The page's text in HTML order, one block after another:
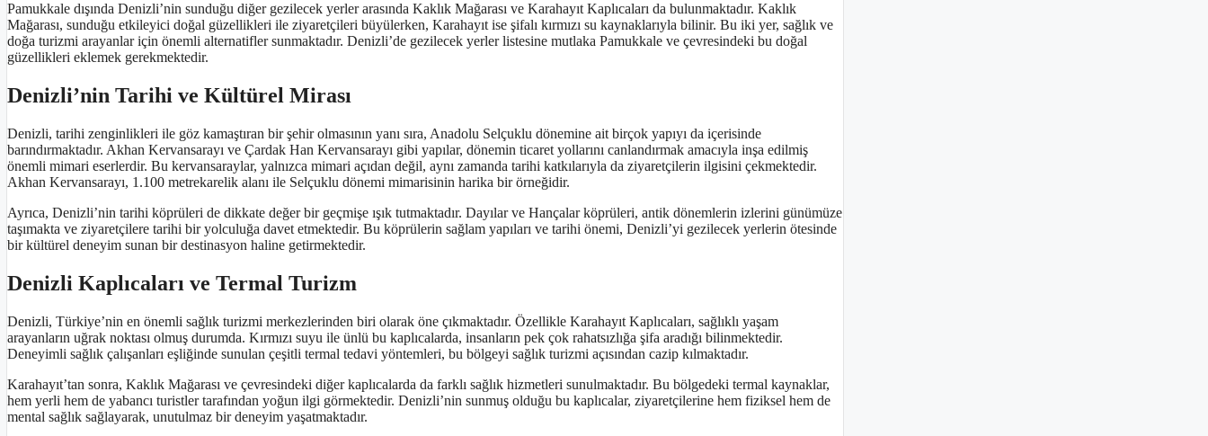
Pamukkale dışında Denizli’nin sunduğu diğer gezilecek yerler arasında Kaklık Mağarası ve Karahayıt Kaplıcaları da bulunmaktadır. Kaklık
Mağarası, sunduğu etkileyici doğal güzellikleri ile ziyaretçileri büyülerken, Karahayıt ise şifalı kırmızı su kaynaklarıyla bilinir. Bu iki yer, sağlık ve
doğa turizmi arayanlar için önemli alternatifler sunmaktadır. Denizli’de gezilecek yerler listesine mutlaka Pamukkale ve çevresindeki bu doğal
güzellikleri eklemek gerekmektedir.
Denizli’nin Tarihi ve Kültürel Mirası
Denizli, tarihi zenginlikleri ile göz kamaştıran bir şehir olmasının yanı sıra, Anadolu Selçuklu dönemine ait birçok yapıyı da içerisinde
barındırmaktadır. Akhan Kervansarayı ve Çardak Han Kervansarayı gibi yapılar, dönemin ticaret yollarını canlandırmak amacıyla inşa edilmiş
önemli mimari eserlerdir. Bu kervansaraylar, yalnızca mimari açıdan değil, aynı zamanda tarihi katkılarıyla da ziyaretçilerin ilgisini çekmektedir.
Akhan Kervansarayı, 1.100 metrekarelik alanı ile Selçuklu dönemi mimarisinin harika bir örneğidir.
Ayrıca, Denizli’nin tarihi köprüleri de dikkate değer bir geçmişe ışık tutmaktadır. Dayılar ve Hançalar köprüleri, antik dönemlerin izlerini günümüze
taşımakta ve ziyaretçilere tarihi bir yolculuğa davet etmektedir. Bu köprülerin sağlam yapıları ve tarihi önemi, Denizli’yi gezilecek yerlerin ötesinde
bir kültürel deneyim sunan bir destinasyon haline getirmektedir.
Denizli Kaplıcaları ve Termal Turizm
Denizli, Türkiye’nin en önemli sağlık turizmi merkezlerinden biri olarak öne çıkmaktadır. Özellikle Karahayıt Kaplıcaları, sağlıklı yaşam
arayanların uğrak noktası olmuş durumda. Kırmızı suyu ile ünlü bu kaplıcalarda, insanların pek çok rahatsızlığa şifa aradığı bilinmektedir.
Deneyimli sağlık çalışanları eşliğinde sunulan çeşitli termal tedavi yöntemleri, bu bölgeyi sağlık turizmi açısından cazip kılmaktadır.
Karahayıt’tan sonra, Kaklık Mağarası ve çevresindeki diğer kaplıcalarda da farklı sağlık hizmetleri sunulmaktadır. Bu bölgedeki termal kaynaklar,
hem yerli hem de yabancı turistler tarafından yoğun ilgi görmektedir. Denizli’nin sunmuş olduğu bu kaplıcalar, ziyaretçilerine hem fiziksel hem de
mental sağlık sağlayarak, unutulmaz bir deneyim yaşatmaktadır.